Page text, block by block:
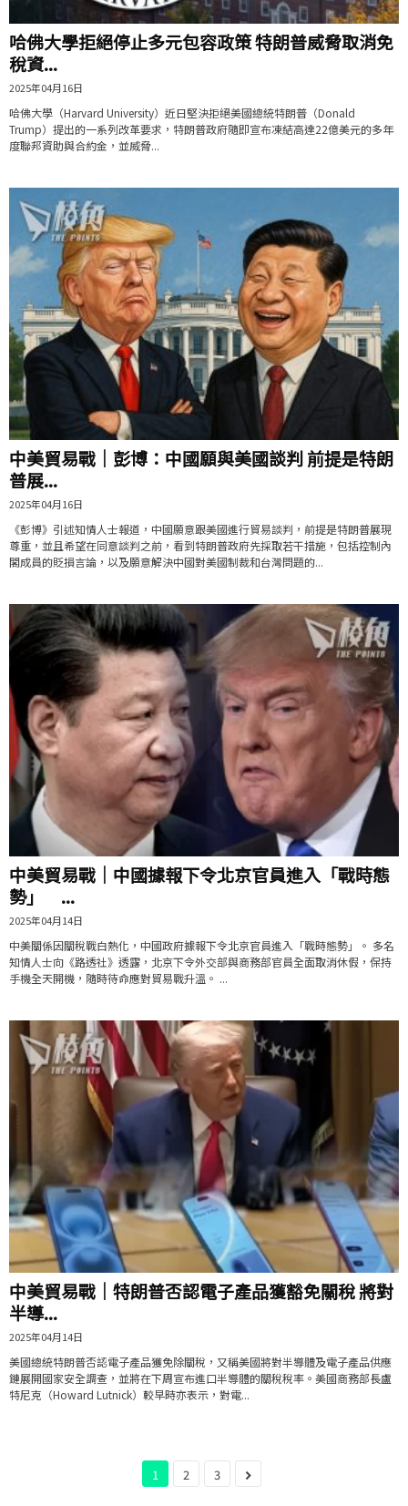
哈佛大學拒絕停止多元包容政策 特朗普威脅取消免
稅資...
2025年04月16日
哈佛大學（Harvard University）近日堅決拒絕美國總統特朗普（Donald
Trump）提出的一系列改革要求，特朗普政府隨即宣布凍結高達22億美元的多年
度聯邦資助與合約金，並威脅...
中美貿易戰｜彭博：中國願與美國談判 前提是特朗
普展...
2025年04月16日
《彭博》引述知情人士報道，中國願意跟美國進行貿易談判，前提是特朗普展現
尊重，並且希望在同意談判之前，看到特朗普政府先採取若干措施，包括控制內
閣成員的貶損言論，以及願意解決中國對美國制裁和台灣問題的...
中美貿易戰｜中國據報下令北京官員進入「戰時態
勢」 ...
2025年04月14日
中美關係因關稅戰白熱化，中國政府據報下令北京官員進入「戰時態勢」。 多名
知情人士向《路透社》透露，北京下令外交部與商務部官員全面取消休假，保持
手機全天開機，隨時待命應對貿易戰升溫。 ...
中美貿易戰｜特朗普否認電子產品獲豁免關稅 將對
半導...
2025年04月14日
美國總統特朗普否認電子產品獲免除關稅，又稱美國將對半導體及電子產品供應
鏈展開國家安全調查，並將在下周宣布進口半導體的關稅稅率。美國商務部長盧
特尼克（Howard Lutnick）較早時亦表示，對電...
1 2 3